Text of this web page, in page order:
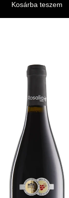
Kosárba teszem